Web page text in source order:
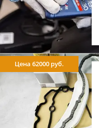
Цена 62000 руб.